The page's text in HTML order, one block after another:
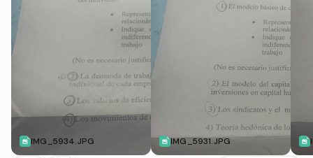
IMG_5934.JPG IMG_5931.JPG